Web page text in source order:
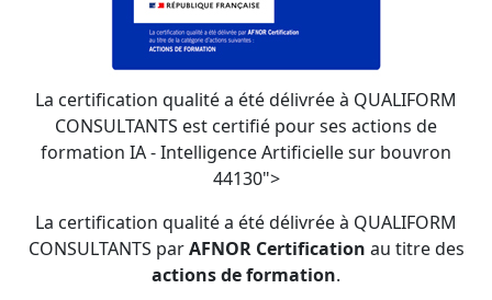
La certification qualité a été délivrée à QUALIFORM
CONSULTANTS est certifié pour ses actions de
formation IA - Intelligence Artificielle sur bouvron
44130">
La certification qualité a été délivrée à QUALIFORM
CONSULTANTS parAFNOR Certification au titre des
actions de formation.